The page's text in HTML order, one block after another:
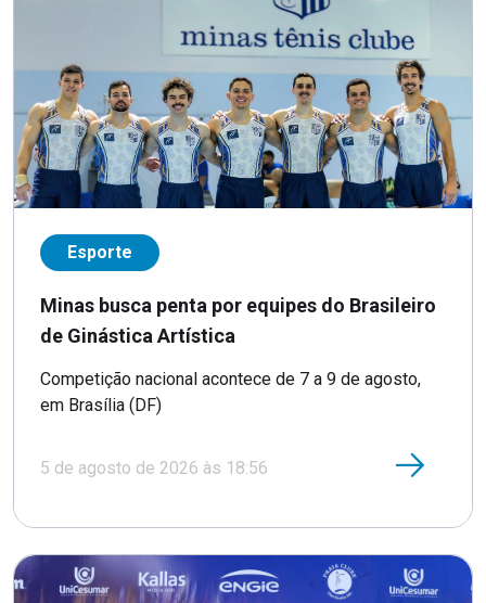
Esporte
Minas busca penta por equipes do Brasileiro
de Ginástica Artística
Competição nacional acontece de 7 a 9 de agosto,
em Brasília (DF)
5 de agosto de 2026 às 18:56